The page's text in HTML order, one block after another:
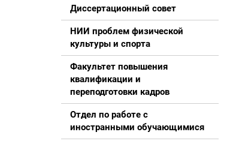
Диссертационный совет
НИИ проблем физической
культуры и спорта
Факультет повышения
квалификации и
переподготовки кадров
Отдел по работе с
иностранными обучающимися